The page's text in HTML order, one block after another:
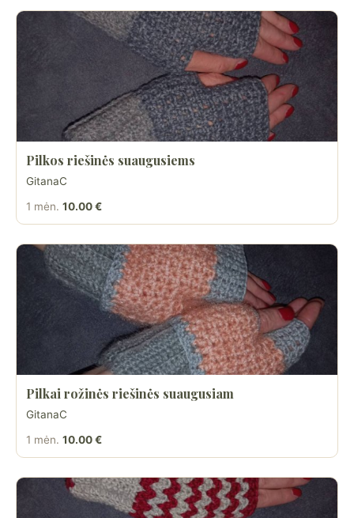
Pilkos riešinės suaugusiems
GitanaC
1 mėn. 10.00 €
Pilkai rožinės riešinės suaugusiam
GitanaC
1 mėn. 10.00 €